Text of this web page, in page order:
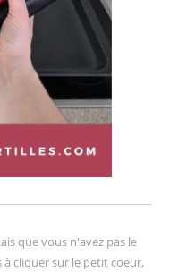
que vous n'avez pas le
cliquer sur le petit coeur,